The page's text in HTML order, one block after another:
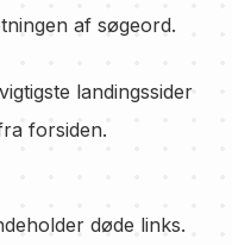
af søgeord.
landingssider
forsiden.
døde links.